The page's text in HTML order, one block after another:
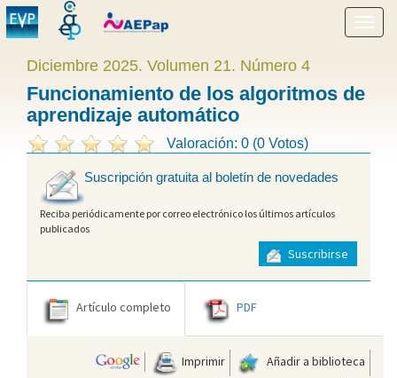
menú
Diciembre 2025. Volumen 21. Número 4
Funcionamiento de los algoritmos de
aprendizaje automático
Valoración: 0 (0 Votos)
Suscripción gratuita al boletín de novedades
Reciba periódicamente por correo electrónico los últimos artículos
publicados
Suscribirse
Artículo completo PDF
Imprimir
Añadir a biblioteca